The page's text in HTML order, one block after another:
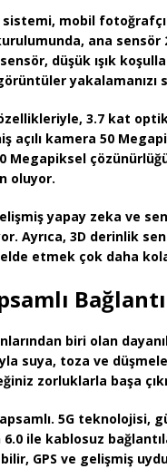
mobil
ana sensör
düşük ışık
yakalamanızı
3.7 kat
açılı kamera 50
Megapiksel
oluyor.
yapay zeka ve
Ayrıca, 3D derinlik
etmek çok daha
biri olan
suya, toza ve
zorluklarla başa
5G teknolojisi,
ile kablosuz
GPS ve gelişmiş